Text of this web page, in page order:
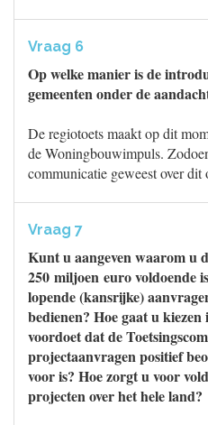
Vraag 6
Op welke manier is de
gemeenten onder de
De regiotoets maakt op dit
de Woningbouwimpuls.
communicatie geweest over dit
Vraag 7
Kunt u aangeven waarom u
250 miljoen euro voldoende
lopende (kansrijke)
bedienen? Hoe gaat u
voordoet dat de
projectaanvragen positief
voor is? Hoe zorgt u voor
projecten over het hele land?